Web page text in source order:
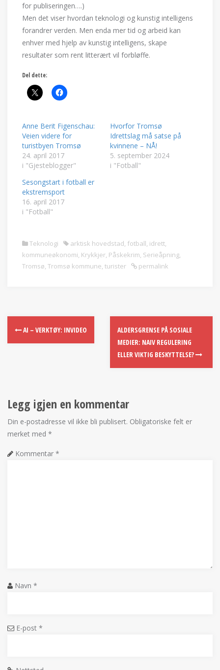
for publiseringen….)
Men det viser hvordan teknologi og kunstig intelligens
forandrer verden. Men enda mer tid og arbeid kan
enhver med hjelp av kunstig intelligens, skape
resultater som rent litterært vil forbløffe.
Del dette:
Anne Berit Figenschau:
Veien videre for
turistbyen Tromsø
24. april 2017
i "Gjesteblogger"
Hvorfor Tromsø
Idrettslag må satse på
kvinnene – NÅ!
5. september 2024
i "Fotball"
Sesongstart i fotball er
ekstremsport
16. april 2017
i "Fotball"
Teknologi arktisk hovedstad, fotball, idrett,
kommuneøkonomi, Krykkjer, Påskekrim, Serieåpning,
Tromsø, Tromsø kommune, turister permalink
AI – VERKTØY: INVIDEO
ALDERSGRENSE PÅ SOSIALE
MEDIER: NAIV REGULERING
ELLER VIKTIG BESKYTTELSE?
Legg igjen en kommentar
Din e-postadresse vil ikke bli publisert. Obligatoriske felt er
merket med *
Kommentar *
Navn *
E-post *